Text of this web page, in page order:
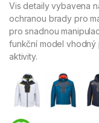
Vis detaily vybavena
ochranou brady pro
pro snadnou
funkční model
aktivity.